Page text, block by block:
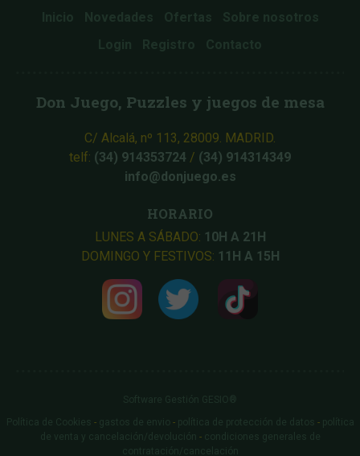
Inicio Novedades Ofertas
Sobre nosotros
Login
Registro Contacto
Don Juego, Puzzles y juegos de mesa
C/ Alcalá, nº 113, 28009. MADRID.
telf: (34) 914353724 / (34) 914314349
info@donjuego.es
HORARIO
LUNES A SÁBADO: 10H A 21H
DOMINGO Y FESTIVOS: 11H A 15H
Software Gestión
GESIO®
Política de Cookies
- gastos de envio - política de protección de datos - política
de venta y cancelación/devolución -
condiciones generales de
contratación/cancelación